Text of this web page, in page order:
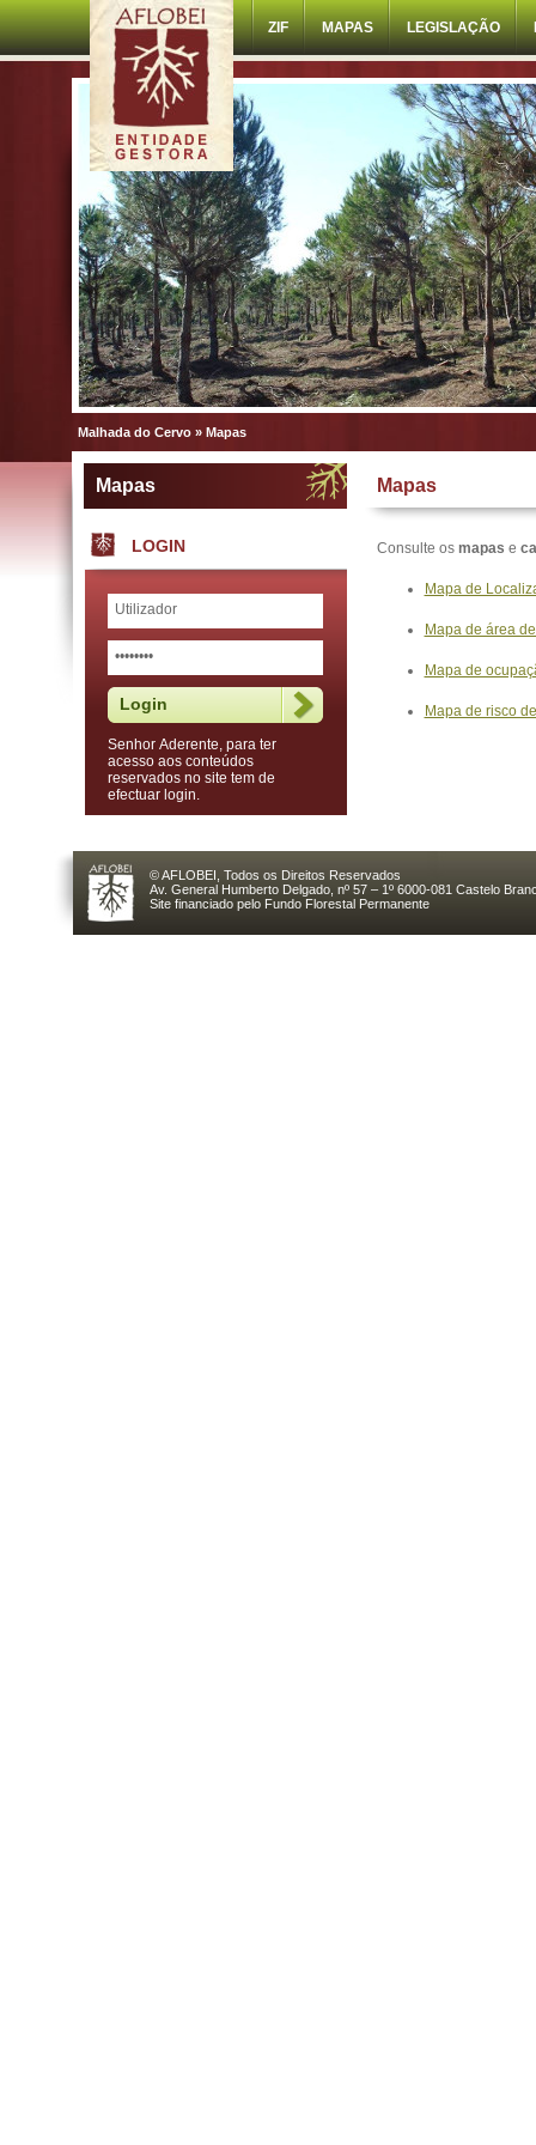
ZIF MAPAS LEGISLAÇÃO
Malhada do Cervo» Mapas
Mapas
LOGIN
Senhor Aderente, para ter
acesso aos conteúdos
reservados no site tem de
efectuar login.
Mapas
Consulte os mapas e
Mapa de
Mapa de área
Mapa de
Mapa de risco
© AFLOBEI, Todos os Direitos Reservados
Av. General Humberto Delgado, nº 57 – 1º 6000-081 Castelo
Site financiado pelo Fundo Florestal Permanente